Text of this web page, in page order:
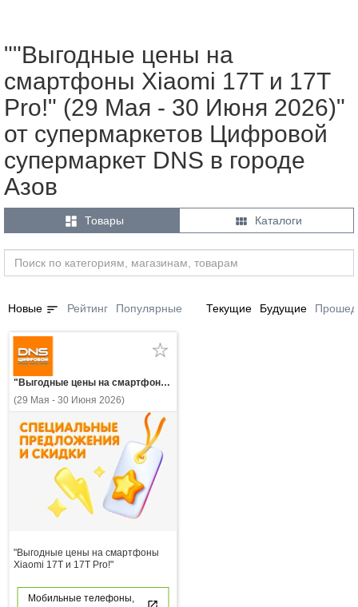
""Выгодные цены на
смартфоны Xiaomi 17T и 17T
Pro!" (29 Мая - 30 Июня 2026)"
от супермаркетов Цифровой
супермаркет DNS в городе
Азов
 Товары  Каталоги
Новые sort Рейтинг Популярные Текущие Будущие
"Выгодные цены на смартфоны Xiaomi 17T и 17T Pro!"
(29 Мая - 30 Июня 2026)
"Выгодные цены на смартфоны
Xiaomi 17T и 17T Pro!"
Мобильные телефоны,